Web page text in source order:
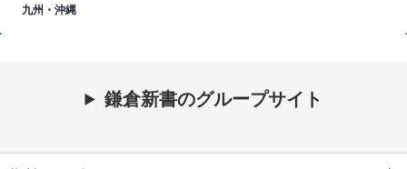
九州・沖縄
鎌倉新書のグループサイト